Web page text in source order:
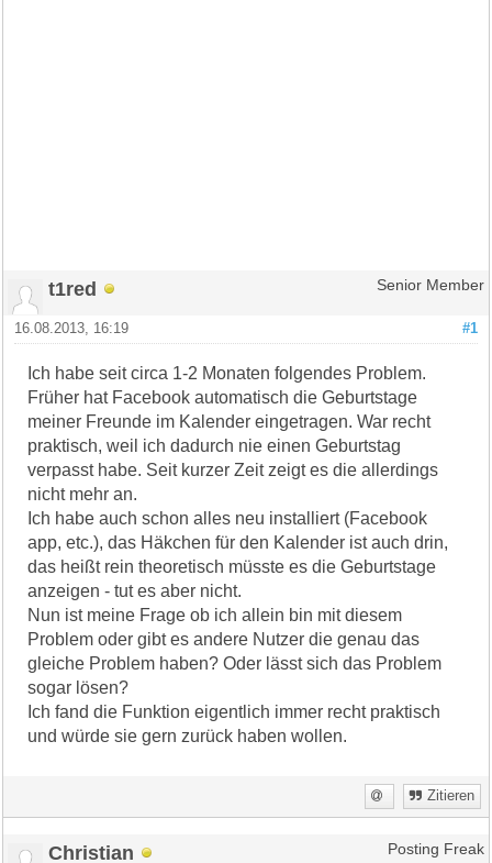
t1red Senior Member
#1
16.08.2013, 16:19
Ich habe seit circa 1-2 Monaten folgendes Problem.
Früher hat Facebook automatisch die Geburtstage
meiner Freunde im Kalender eingetragen. War recht
praktisch, weil ich dadurch nie einen Geburtstag
verpasst habe. Seit kurzer Zeit zeigt es die allerdings
nicht mehr an.
Ich habe auch schon alles neu installiert (Facebook
app, etc.), das Häkchen für den Kalender ist auch drin,
das heißt rein theoretisch müsste es die Geburtstage
anzeigen - tut es aber nicht.
Nun ist meine Frage ob ich allein bin mit diesem
Problem oder gibt es andere Nutzer die genau das
gleiche Problem haben? Oder lässt sich das Problem
sogar lösen?
Ich fand die Funktion eigentlich immer recht praktisch
und würde sie gern zurück haben wollen.
Zitieren
Christian Posting Freak